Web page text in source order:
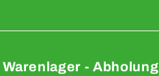
Warenlager - Abholung